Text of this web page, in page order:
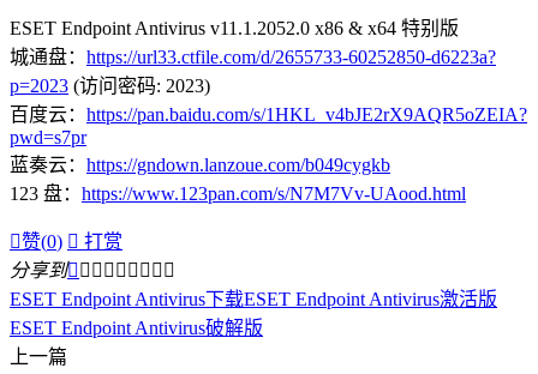
ESET Endpoint Antivirus v11.1.2052.0 x86 & x64 特别版
城通盘： https://url33.ctfile.com/d/2655733-60252850-d6223a?
p=2023 (访问密码: 2023)
百度云： https://pan.baidu.com/s/1HKL_v4bJE2rX9AQR5oZEIA?
pwd=s7pr
蓝奏云： https://gndown.lanzoue.com/b049cygkb
123 盘： https://www.123pan.com/s/N7M7Vv-UAood.html
赞(0)  打赏
分享到        
ESET Endpoint Antivirus下载ESET Endpoint Antivirus激活版
ESET Endpoint Antivirus破解版
上一篇